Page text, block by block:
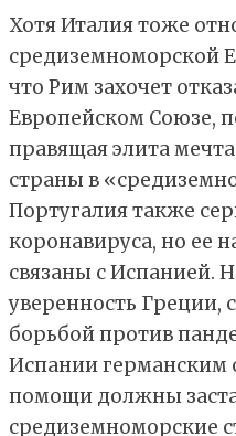
Хотя Италия тоже
средиземноморской
что Рим захочет
Европейском Союзе,
правящая элита
страны в
Португалия также
коронавируса, но ее
связаны с Испанией.
уверенность Греции,
борьбой против
Испании германским
помощи должны
средиземноморские